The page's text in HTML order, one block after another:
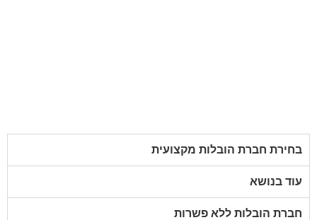
בחירת חברת הובלות מקצועית
עוד בנושא
חברת הובלות ללא פשרות